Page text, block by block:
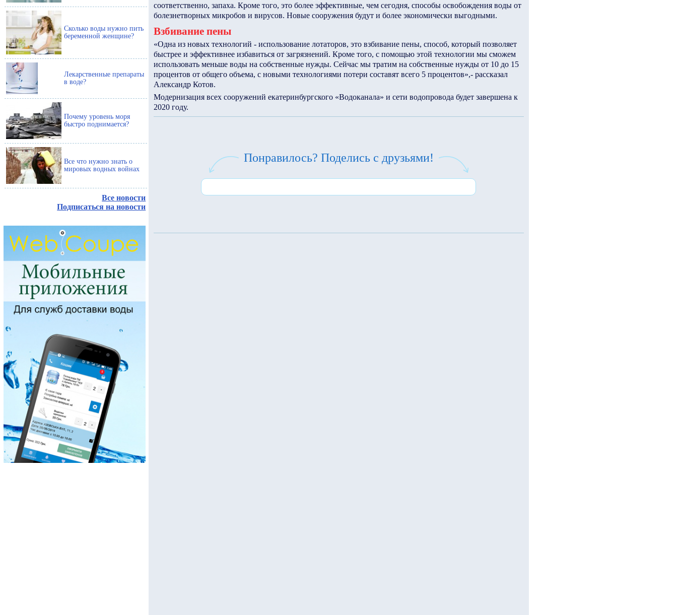
Сколько воды нужно пить
беременной женщине?
Лекарственные препараты
в воде?
Почему уровень моря
быстро поднимается?
Все что нужно знать о
мировых водных войнах
Все новости
Подписаться на новости
соответственно, запаха. Кроме того, это более эффективные, чем сегодня, способы освобождения воды от
болезнетворных микробов и вирусов. Новые сооружения будут и более экономически выгодными.
Взбивание пены
«Одна из новых технологий - использование лотаторов, это взбивание пены, способ, который позволяет
быстрее и эффективнее избавиться от загрязнений. Кроме того, с помощью этой технологии мы сможем
использовать меньше воды на собственные нужды. Сейчас мы тратим на собственные нужды от 10 до 15
процентов от общего объема, с новыми технологиями потери составят всего 5 процентов»,- рассказал
Александр Котов.
Модернизация всех сооружений екатеринбургского «Водоканала» и сети водопровода будет завершена к
2020 году.
Понравилось? Поделись с друзьями!